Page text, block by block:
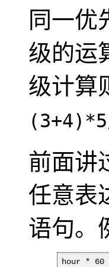
同一优
级的运
级计算
前面讲
任意表
语句。
hour * 60